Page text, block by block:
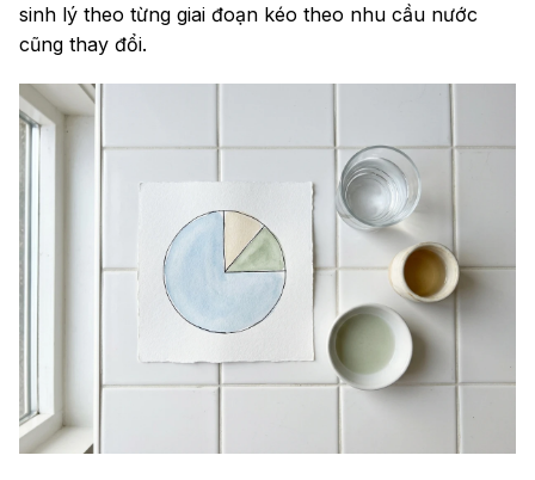
sinh lý theo từng giai đoạn kéo theo nhu cầu nước
cũng thay đổi.